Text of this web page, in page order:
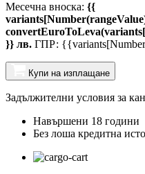
Месечна вноска: {{
}} лв. ГПР:
Купи на изплащане
Задължителни условия за
Навършени 18 години
Без лоша кредитна